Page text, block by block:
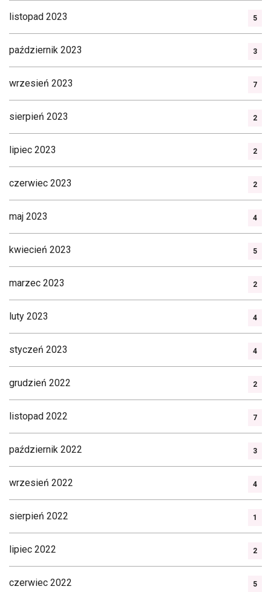
listopad 2023 5
październik 2023 3
wrzesień 2023 7
sierpień 2023 2
lipiec 2023 2
czerwiec 2023 2
maj 2023 4
kwiecień 2023 5
marzec 2023 2
luty 2023 4
styczeń 2023 4
grudzień 2022 2
listopad 2022 7
październik 2022 3
wrzesień 2022 4
sierpień 2022 1
lipiec 2022 2
czerwiec 2022 5